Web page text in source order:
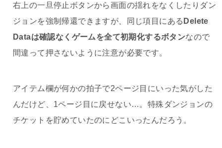
右上の一旦停止ボタンから画面の揺れをなくしたりダン
ジョンを強制帰還できますが、同じ項目にある Delete
Dataは確認なくゲームを全て初期化するボタンなので
間違って押さないように注意が必要です。
アイテム欄が何かの拍子で2ページ目にいった気がした
んだけど、1ページ目に戻せない…。特殊ダンジョンの
チケットを貯めていたのにどこいったんだろう。